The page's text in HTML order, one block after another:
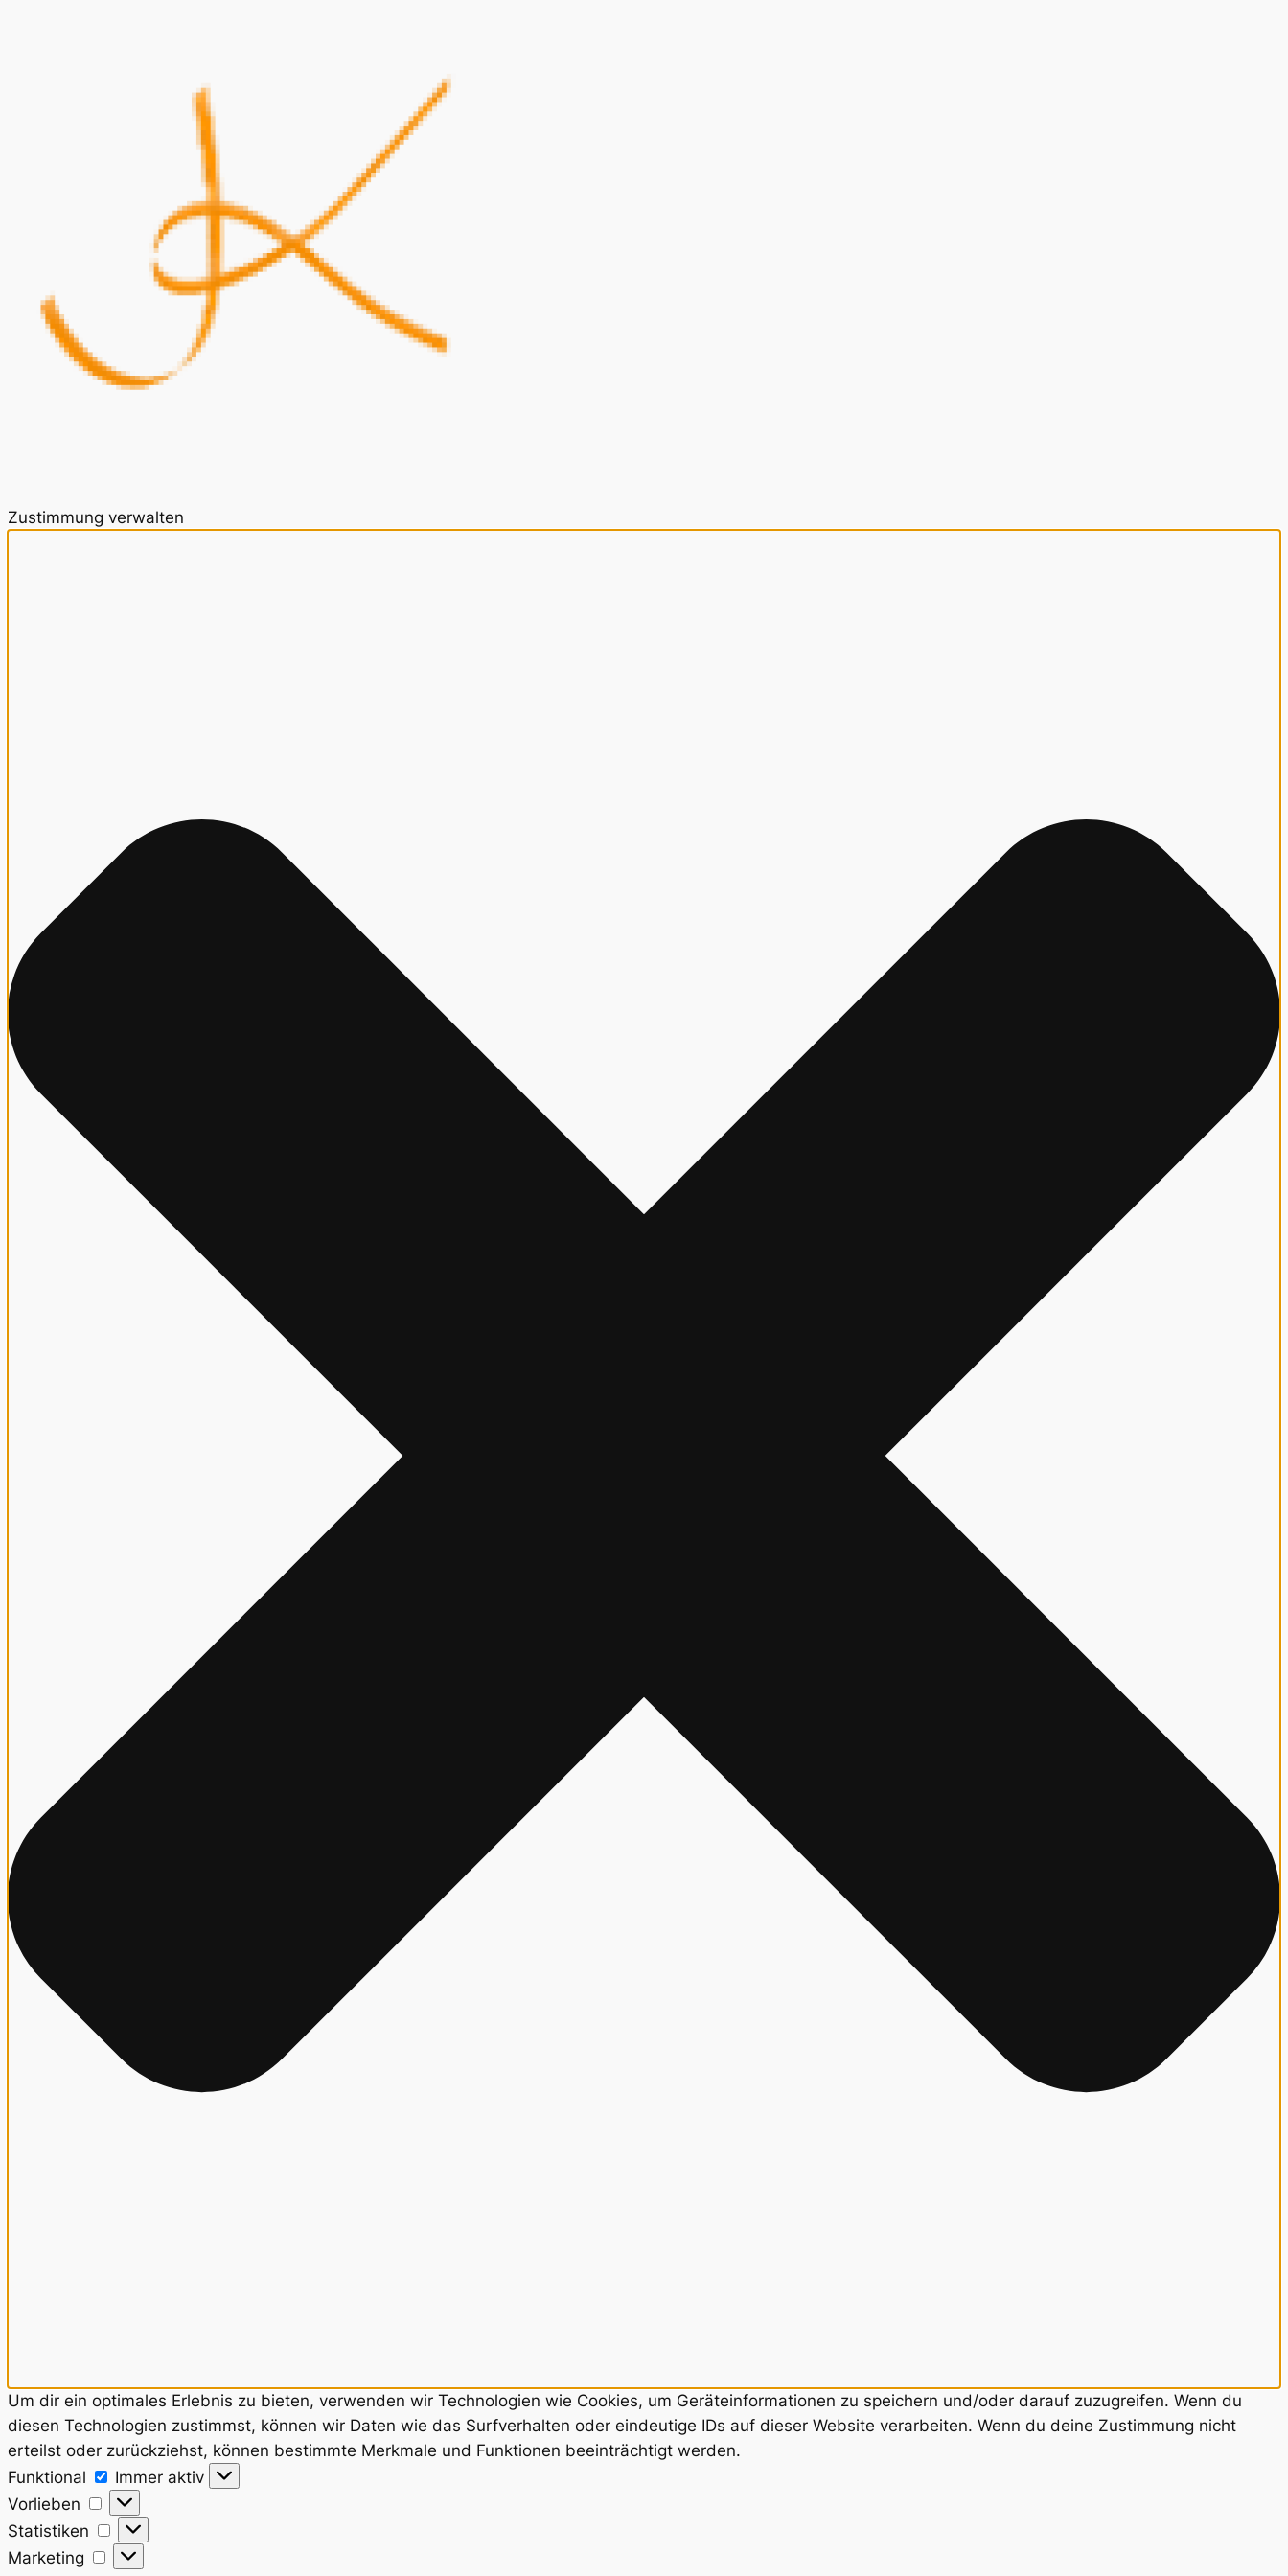
Zustimmung verwalten
Um dir ein optimales Erlebnis zu bieten, verwenden wir Technologien wie Cookies, um Geräteinformationen zu speichern und/oder darauf zuzugreifen. Wenn du
diesen Technologien zustimmst, können wir Daten wie das Surfverhalten oder eindeutige IDs auf dieser Website verarbeiten. Wenn du deine Zustimmung nicht
erteilst oder zurückziehst, können bestimmte Merkmale und Funktionen beeinträchtigt werden.
Funktional
Funktional
Immer aktiv
Vorlieben
Vorlieben
Statistiken
Statistiken
Marketing
Marketing